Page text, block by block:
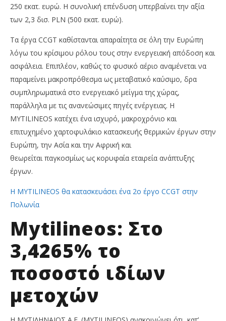
250 εκατ. ευρώ. Η συνολική επένδυση υπερβαίνει την αξία
των 2,3 δισ. PLN (500 εκατ. ευρώ).
Τα έργα CCGT καθίστανται απαραίτητα σε όλη την Ευρώπη
λόγω του κρίσιμου ρόλου τους στην ενεργειακή απόδοση και
ασφάλεια. Επιπλέον, καθώς το φυσικό αέριο αναμένεται να
παραμείνει μακροπρόθεσμα ως μεταβατικό καύσιμο, δρα
συμπληρωματικά στο ενεργειακό μείγμα της χώρας,
παράλληλα με τις ανανεώσιμες πηγές ενέργειας. Η
MYTILINEOS κατέχει ένα ισχυρό, μακροχρόνιο και
επιτυχημένο χαρτοφυλάκιο κατασκευής θερμικών έργων στην
Ευρώπη, την Ασία και την Αφρική και
θεωρείται παγκοσμίως ως κορυφαία εταιρεία ανάπτυξης
έργων.
Η MYTILINEOS θα κατασκευάσει ένα 2ο έργο CCGT στην
Πολωνία
Mytilineos: Στο
3,4265% το
ποσοστό ιδίων
μετοχών